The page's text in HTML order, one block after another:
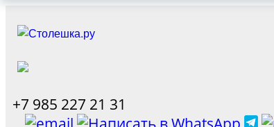
+7 985 227 21 31